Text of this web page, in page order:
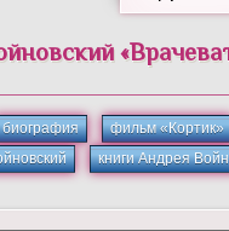
«
биография фильм «Кортик»
книги Андрея